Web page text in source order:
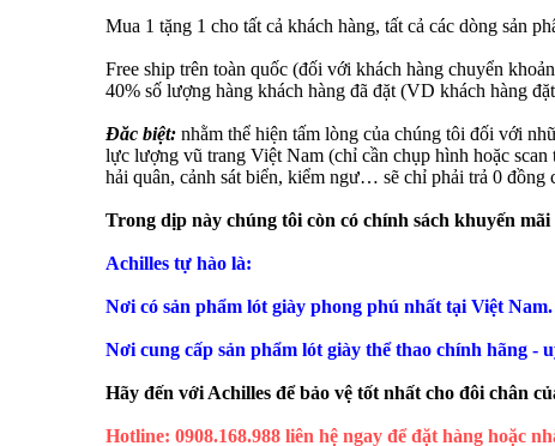
Mua 1 tặng 1 cho tất cả khách hàng, tất cả các dòng sản
Free ship trên toàn quốc (đối với khách hàng chuyển
40% số lượng hàng khách hàng đã đặt (VD khách hàng
Đăc biệt: nhằm thể hiện tấm lòng của chúng tôi đối với
lực lượng vũ trang Việt Nam (chỉ cần chụp hình hoặc
hải quân, cảnh sát biển, kiểm ngư… sẽ chỉ phải trả 0 đồng
Trong dịp này chúng tôi còn có chính sách khuyến
Achilles tự hào là:
Nơi có sản phẩm lót giày phong phú nhất tại Việt Nam.
Nơi cung cấp sản phẩm lót giày thể thao chính hãng -
Hãy đến với Achilles để bảo vệ tốt nhất cho đôi chân
Hotline: 0908.168.988 liên hệ ngay để đặt hàng hoặc